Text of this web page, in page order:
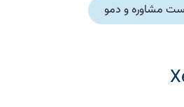
مشاوره و دمو